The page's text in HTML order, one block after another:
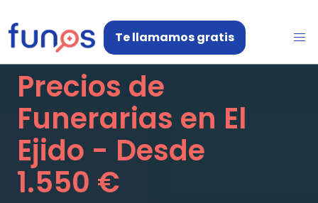
Te llamamos gratis
Precios de
Funerarias en El
Ejido - Desde
1.550 €